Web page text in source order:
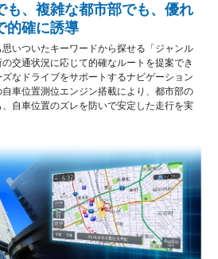
も、複雑な都市部でも、優れ
的確に誘導
いついたキーワードから探せる「ジャンル
交通状況に応じて的確なルートを提案でき
なドライブをサポートするナビゲーション
車位置測位エンジン搭載により、都市部の
自車位置のズレを防いで安定した走行を実